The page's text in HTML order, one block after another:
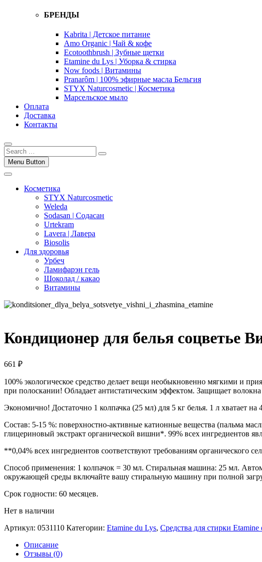
БРЕНДЫ
Kabrita | Детское питание
Amo Organic | Чай & кофе
Ecotoothbrush | Зубные щетки
Etamine du Lys | Уборка & стирка
Now foods | Витамины
Pranarôm | 100% эфирные масла Бельгия
STYX Naturcosmetic | Косметика
Марсельское мыло
Оплата
Доставка
Контакты
Menu Button
Косметика
STYX Naturcosmetic
Weleda
Sodasan | Содасан
Urtekram
Lavera | Лавера
Biosolis
Для здоровья
Урбеч
Ламифарэн гель
Шоколад / какао
Витамины
Кондиционер для белья соцветье
661 ₽
100% экологическое средство делает вещи необыкновенно мягкими и
при полоскании! Обладает антистатическим эффектом. Защищает
Экономично! Достаточно 1 колпачка (25 мл) для 5 кг белья. 1 л хватает
Состав: 5-15 %: поверхностно-активные катионные вещества (пальма
глицериновый экстракт органической вишни*. 99% всех ингредиентов
**0,04% всех ингредиентов соответствуют требованиям органического
Способ применения: 1 колпачок = 30 мл. Стиральная машина: 25 мл.
окружающей среды включайте вашу стиральную машину при полной
Срок годности: 60 месяцев.
Нет в наличии
Артикул: 0531110 Категории: Etamine du Lys, Средства для стирки Etamine
Описание
Отзывы (0)